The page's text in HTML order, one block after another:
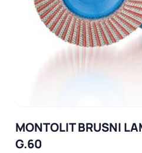
MONTOLIT BRUSNI
G.60